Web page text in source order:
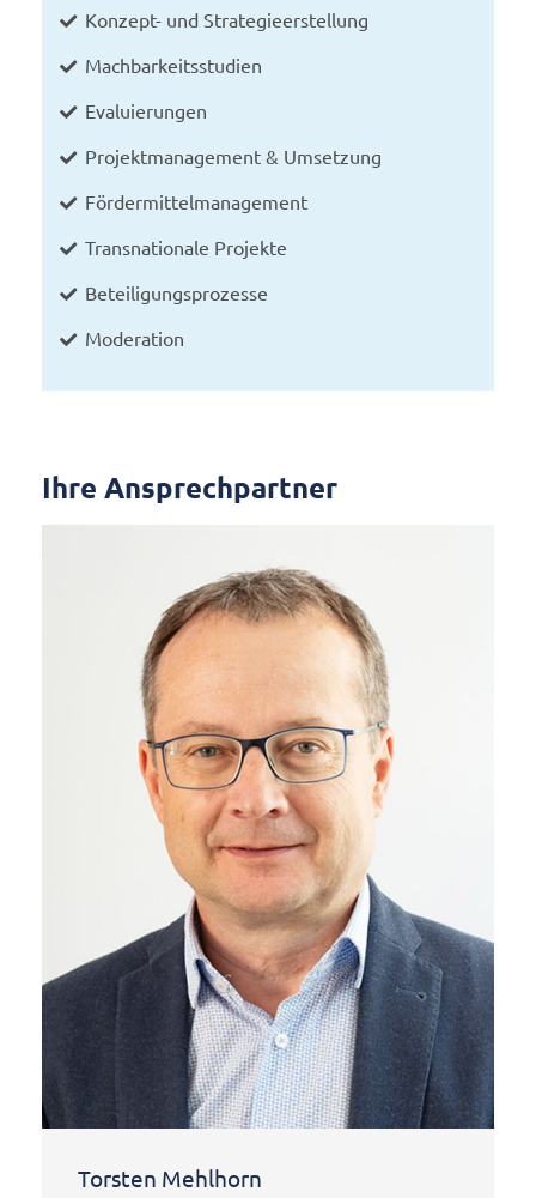
Konzept- und Strategieerstellung
Machbarkeitsstudien
Evaluierungen
Projektmanagement & Umsetzung
Fördermittelmanagement
Transnationale Projekte
Beteiligungsprozesse
Moderation
Ihre Ansprechpartner
Torsten Mehlhorn